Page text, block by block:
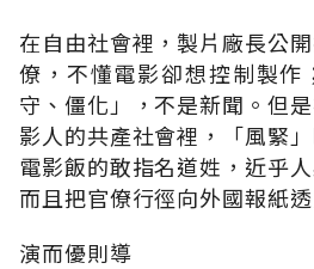
在自由社會裡，製片廠長公
僚，不懂電影卻想控制製作
守、僵化」，不是新聞。但
影人的共產社會裡，「風緊
電影飯的敢指名道姓，近乎
而且把官僚行徑向外國報紙
演而優則導